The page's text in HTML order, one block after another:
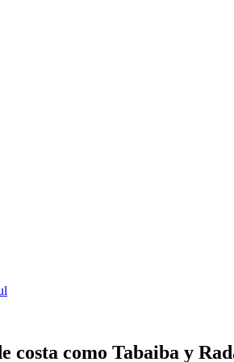
costa como Tabaiba y